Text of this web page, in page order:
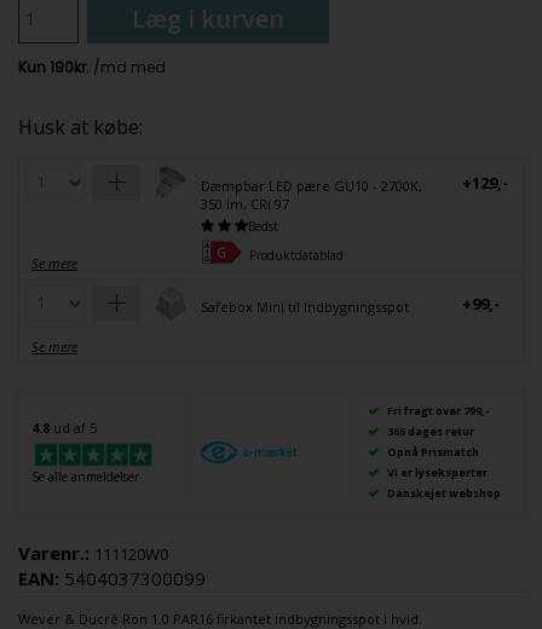
Læg i kurven
Husk at købe:
Se mere
Dæmpbar LED pære GU10 - 2700K,
350 lm, CRi 97
Bedst
Produktdatablad
+129,-
Se mere
Safebox Mini til Indbygningsspot +99,-
4.8 ud af 5
Se alle anmeldelser
Fri fragt over 799,-
366 dages retur
Opnå Prismatch
Vi er lyseksperter
Danskejet webshop
Varenr.: 111120W0
EAN: 5404037300099
Wever & Ducré Ron 1.0 PAR16 firkantet indbygningsspot i hvid.